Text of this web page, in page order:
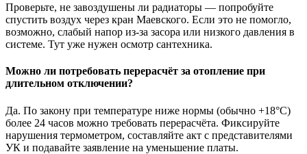
Проверьте, не завоздушены ли радиаторы — попробуйте
спустить воздух через кран Маевского. Если это не помогло,
возможно, слабый напор из-за засора или низкого давления в
системе. Тут уже нужен осмотр сантехника.
Можно ли потребовать перерасчёт за отопление при
длительном отключении?
Да. По закону при температуре ниже нормы (обычно +18°C)
более 24 часов можно требовать перерасчёта. Фиксируйте
нарушения термометром, составляйте акт с представителями
УК и подавайте заявление на уменьшение платы.